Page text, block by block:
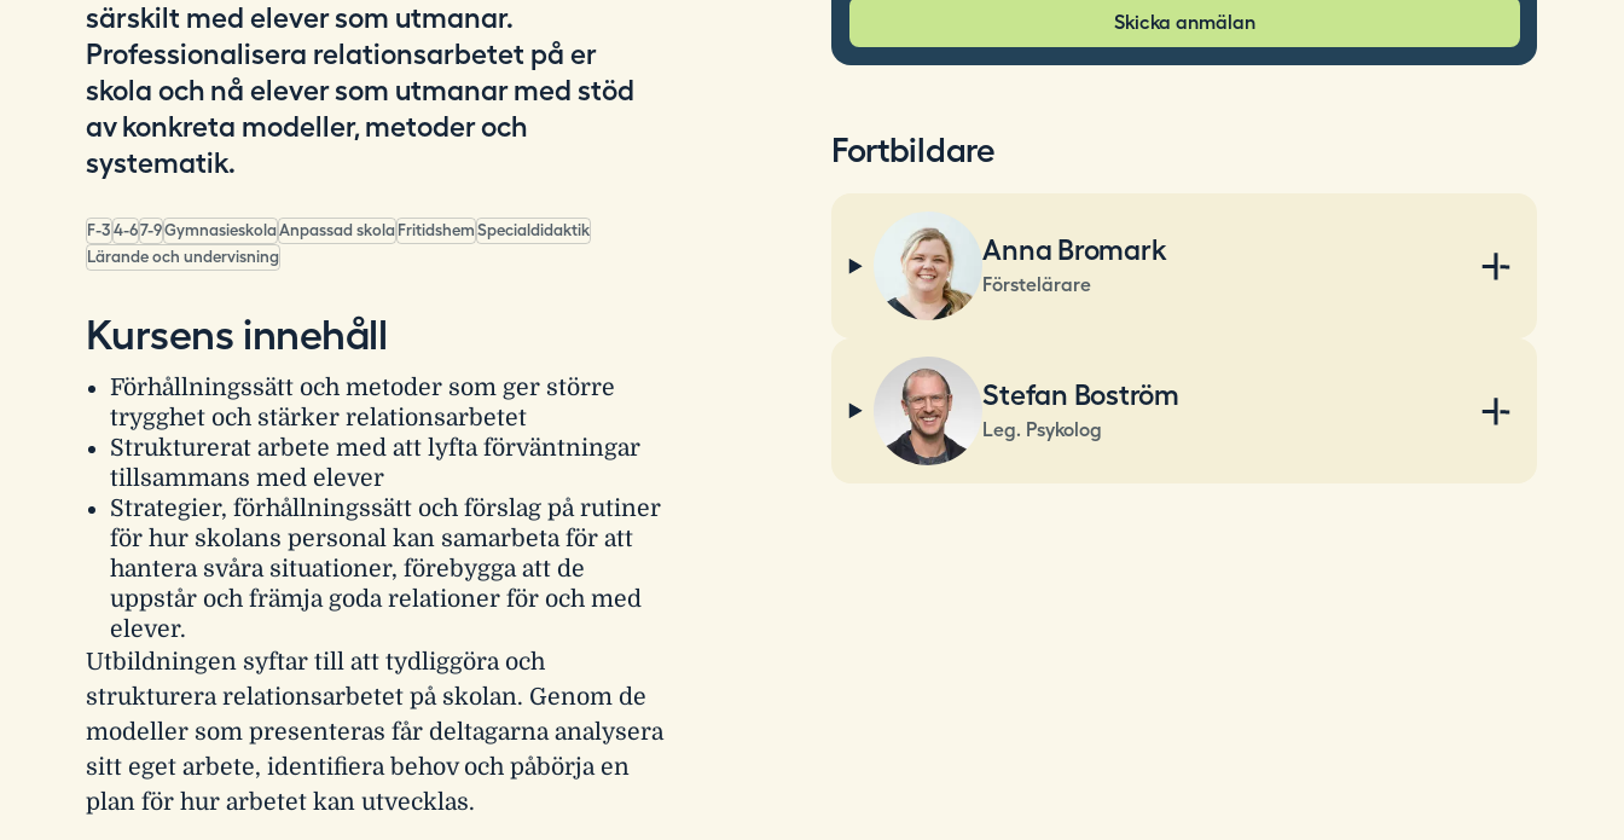
särskilt med elever som utmanar.
Professionalisera relationsarbetet på er
skola och nå elever som utmanar med stöd
av konkreta modeller, metoder och
systematik.
F-3 4-67-9GymnasieskolaAnpassad skola Fritidshem Specialdidaktik
Lärande och undervisning
Kursens innehåll
Förhållningssätt och metoder som ger större
trygghet och stärker relationsarbetet
Strukturerat arbete med att lyfta förväntningar
tillsammans med elever
Strategier, förhållningssätt och förslag på rutiner
för hur skolans personal kan samarbeta för att
hantera svåra situationer, förebygga att de
uppstår och främja goda relationer för och med
elever.
Utbildningen syftar till att tydliggöra och
strukturera relationsarbetet på skolan. Genom de
modeller som presenteras får deltagarna analysera
sitt eget arbete, identifiera behov och påbörja en
plan för hur arbetet kan utvecklas.
Skicka anmälan
Fortbildare
Anna Bromark
Förstelärare
Stefan Boström
Leg. Psykolog